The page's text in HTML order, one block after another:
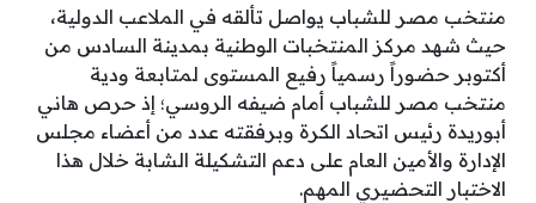
منتخب مصر للشباب يواصل تألقه في الملاعب الدولية،
حيث شهد مركز المنتخبات الوطنية بمدينة السادس من
أكتوبر حضوراً رسمياً رفيع المستوى لمتابعة ودية
منتخب مصر للشباب أمام ضيفه الروسي؛ إذ حرص هاني
أبوريدة رئيس اتحاد الكرة وبرفقته عدد من أعضاء مجلس
الإدارة والأمين العام على دعم التشكيلة الشابة خلال هذا
الاختبار التحضيري المهم.